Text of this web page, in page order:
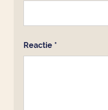
Reactie *